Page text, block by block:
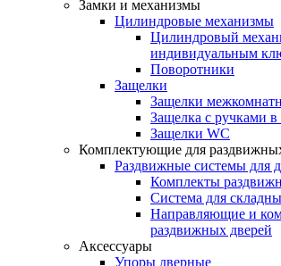
Замки и механизмы
Цилиндровые механизмы
Цилиндровый
индивидуальным
Поворотники
Защелки
Защелки
Защелка с ручками в
Защелки WC
Комплектующие для
Раздвижные системы для
Комплекты
Система для
Направляющие и
раздвижных дверей
Аксессуары
Упоры дверные